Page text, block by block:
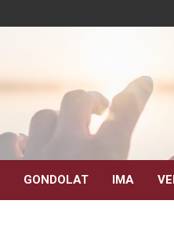
GONDOLAT IMA